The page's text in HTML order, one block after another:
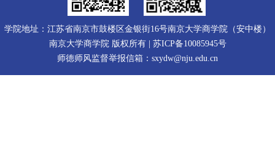
学院地址：江苏省南京市鼓楼区金银街16号南京大学商学院（安中楼）
南京大学商学院 版权所有 | 苏ICP备10085945号
师德师风监督举报信箱：sxydw@nju.edu.cn